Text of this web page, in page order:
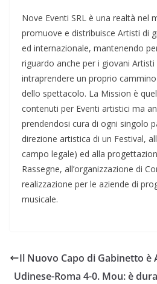
Nove Eventi SRL è una realtà nel
promuove e distribuisce Artisti di
ed internazionale, mantenendo
riguardo anche per i giovani
intraprendere un proprio
dello spettacolo. La Mission è
contenuti per Eventi artistici ma
prendendosi cura di ogni singolo
direzione artistica di un Festival,
campo legale) ed alla
Rassegne, all’organizzazione di
realizzazione per le aziende di
musicale.
Il Nuovo Capo di Gabinetto è
Udinese-Roma 4-0. Mou: è